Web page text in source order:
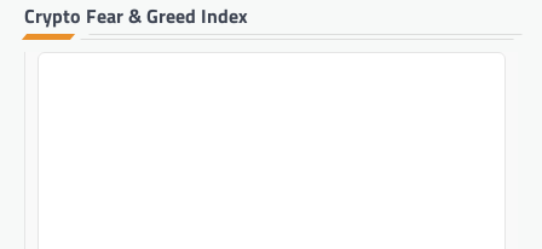
Crypto Fear & Greed Index